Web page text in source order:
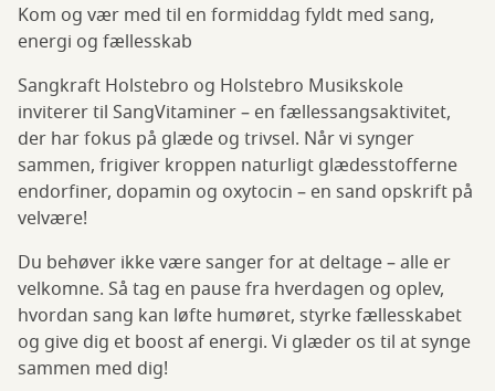
Kom og vær med til en formiddag fyldt med sang,
energi og fællesskab
Sangkraft Holstebro og Holstebro Musikskole
inviterer til SangVitaminer – en fællessangsaktivitet,
der har fokus på glæde og trivsel. Når vi synger
sammen, frigiver kroppen naturligt glædesstofferne
endorfiner, dopamin og oxytocin – en sand opskrift på
velvære!
Du behøver ikke være sanger for at deltage – alle er
velkomne. Så tag en pause fra hverdagen og oplev,
hvordan sang kan løfte humøret, styrke fællesskabet
og give dig et boost af energi. Vi glæder os til at synge
sammen med dig!